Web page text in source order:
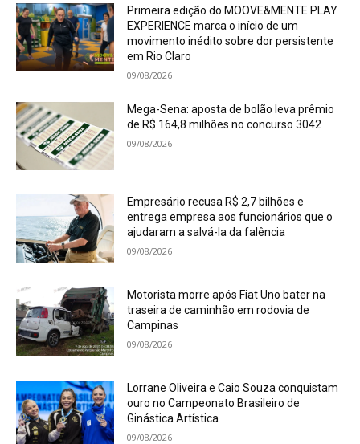
Primeira edição do MOOVE&MENTE PLAY
EXPERIENCE marca o início de um
movimento inédito sobre dor persistente
em Rio Claro
09/08/2026
Mega-Sena: aposta de bolão leva prêmio
de R$ 164,8 milhões no concurso 3042
09/08/2026
Empresário recusa R$ 2,7 bilhões e
entrega empresa aos funcionários que o
ajudaram a salvá-la da falência
09/08/2026
Motorista morre após Fiat Uno bater na
traseira de caminhão em rodovia de
Campinas
09/08/2026
Lorrane Oliveira e Caio Souza conquistam
ouro no Campeonato Brasileiro de
Ginástica Artística
09/08/2026